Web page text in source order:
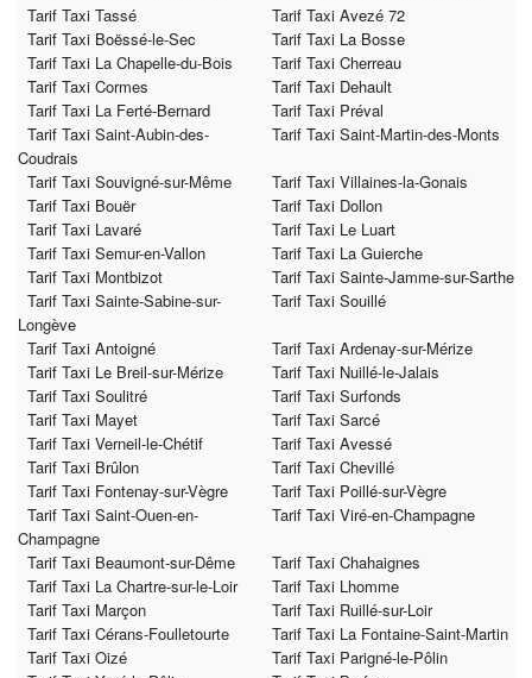
Tarif Taxi Tassé
Tarif Taxi Avezé 72
Tarif Taxi Boëssé-le-Sec
Tarif Taxi La Bosse
Tarif Taxi La Chapelle-du-Bois
Tarif Taxi Cherreau
Tarif Taxi Cormes
Tarif Taxi Dehault
Tarif Taxi La Ferté-Bernard
Tarif Taxi Préval
Tarif Taxi Saint-Aubin-des-
Coudrais
Tarif Taxi Saint-Martin-des-Monts
Tarif Taxi Souvigné-sur-Même
Tarif Taxi Villaines-la-Gonais
Tarif Taxi Bouër
Tarif Taxi Dollon
Tarif Taxi Lavaré
Tarif Taxi Le Luart
Tarif Taxi Semur-en-Vallon
Tarif Taxi La Guierche
Tarif Taxi Montbizot
Tarif Taxi Sainte-Jamme-sur-Sarthe
Tarif Taxi Sainte-Sabine-sur-
Longève
Tarif Taxi Souillé
Tarif Taxi Antoigné
Tarif Taxi Ardenay-sur-Mérize
Tarif Taxi Le Breil-sur-Mérize
Tarif Taxi Nuillé-le-Jalais
Tarif Taxi Soulitré
Tarif Taxi Surfonds
Tarif Taxi Mayet
Tarif Taxi Sarcé
Tarif Taxi Verneil-le-Chétif
Tarif Taxi Avessé
Tarif Taxi Brûlon
Tarif Taxi Chevillé
Tarif Taxi Fontenay-sur-Vègre
Tarif Taxi Poillé-sur-Vègre
Tarif Taxi Saint-Ouen-en-
Champagne
Tarif Taxi Viré-en-Champagne
Tarif Taxi Beaumont-sur-Dême
Tarif Taxi Chahaignes
Tarif Taxi La Chartre-sur-le-Loir
Tarif Taxi Lhomme
Tarif Taxi Marçon
Tarif Taxi Ruillé-sur-Loir
Tarif Taxi Cérans-Foulletourte
Tarif Taxi La Fontaine-Saint-Martin
Tarif Taxi Oizé
Tarif Taxi Parigné-le-Pôlin